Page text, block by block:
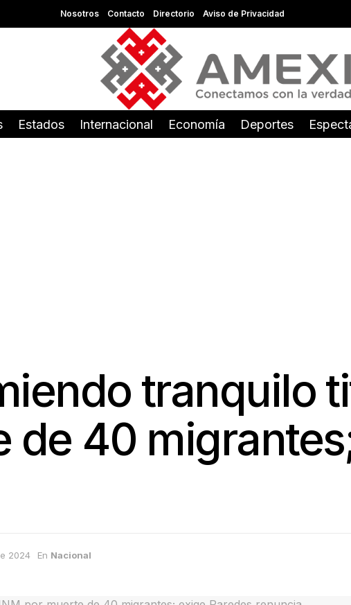
Nosotros Contacto Directorio Aviso de Privacidad
Estados Internacional Economía Deportes
tranquilo
de 40
2024 En Nacional